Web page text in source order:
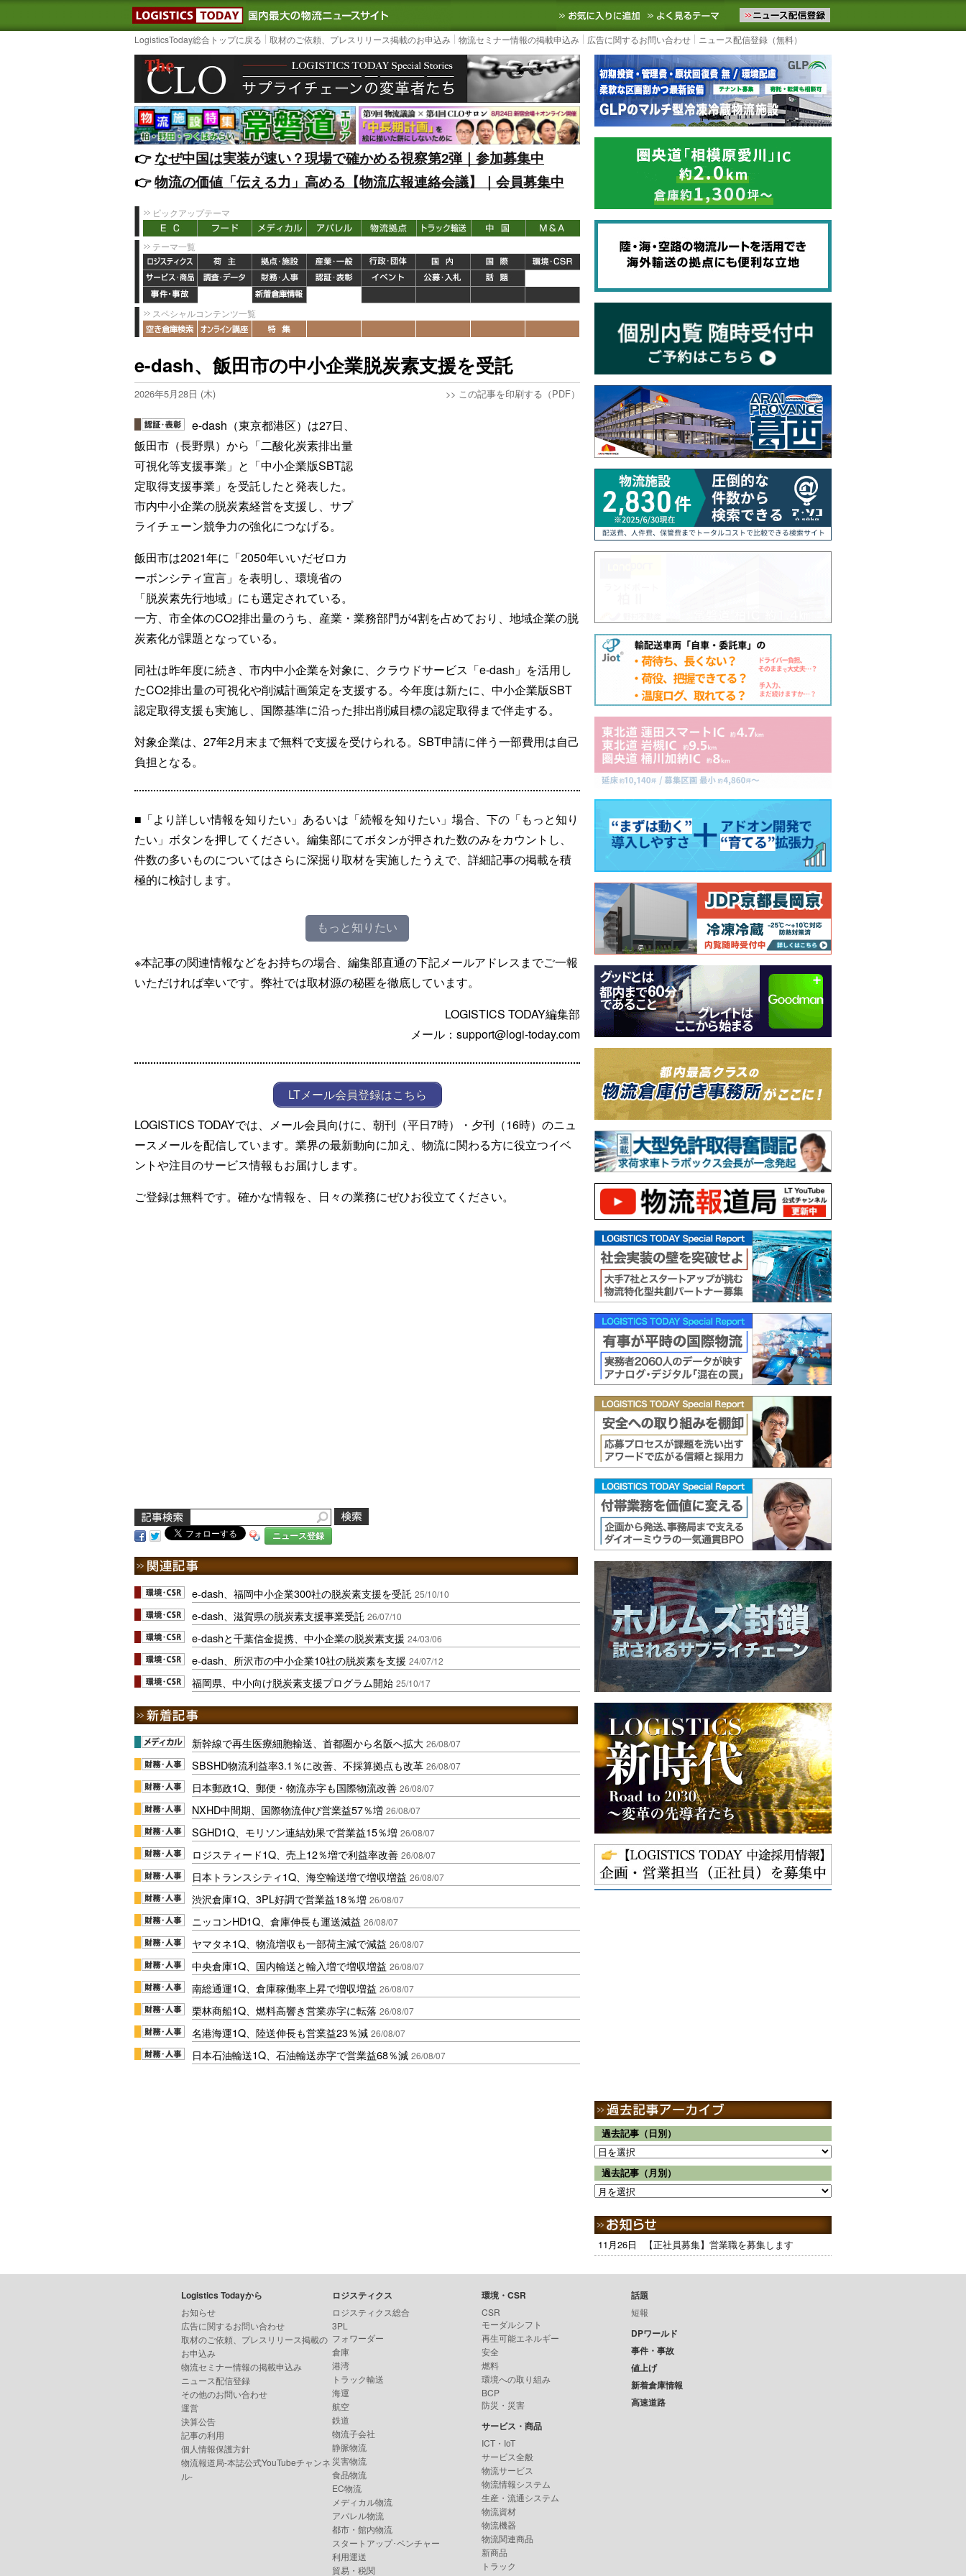
LOGISTICS TODAY｜国内最大の物流ニュースサイト3PL, SCMなど国内外の最新の物流ニュースをお届けします。物流ニュースメール配信を登録す
お気に入りに追加 よく見るテーマ
LogisticsToday総合トップに戻る 取材のご依頼、プレスリリース掲載のお申込み 物流セミナー情報の掲載申込み 広告に関するお問い合わせ ニュース配信登録（無料）
👉️なぜ中国は実装が速い？現場で確かめる視察第2弾｜参加募集中
👉️物流の価値「伝える力」高める【物流広報連絡会議】｜会員募集中
ピックアップテーマ
テーマ一覧
スペシャルコンテンツ一覧
e-dash、飯田市の中小企業脱炭素支援を受託
2026年5月28日 (木) >> この記事を印刷する（PDF）
e-dash（東京都港区）は27日、
飯田市（長野県）から「二酸化炭素排出量
可視化等支援事業」と「中小企業版SBT認
定取得支援事業」を受託したと発表した。
市内中小企業の脱炭素経営を支援し、サプ
ライチェーン競争力の強化につなげる。
飯田市は2021年に「2050年いいだゼロカ
ーボンシティ宣言」を表明し、環境省の
「脱炭素先行地域」にも選定されている。
一方、市全体のCO2排出量のうち、産業・業務部門が4割を占めており、地域企業の脱
炭素化が課題となっている。
同社は昨年度に続き、市内中小企業を対象に、クラウドサービス「e-dash」を活用し
たCO2排出量の可視化や削減計画策定を支援する。今年度は新たに、中小企業版SBT
認定取得支援も実施し、国際基準に沿った排出削減目標の認定取得まで伴走する。
対象企業は、27年2月末まで無料で支援を受けられる。SBT申請に伴う一部費用は自己
負担となる。
■「より詳しい情報を知りたい」あるいは「続報を知りたい」場合、下の「もっと知り
たい」ボタンを押してください。編集部にてボタンが押された数のみをカウントし、
件数の多いものについてはさらに深掘り取材を実施したうえで、詳細記事の掲載を積
極的に検討します。
もっと知りたい
※本記事の関連情報などをお持ちの場合、編集部直通の下記メールアドレスまでご一報
いただければ幸いです。弊社では取材源の秘匿を徹底しています。
LOGISTICS TODAY編集部
メール：support@logi-today.com
LTメール会員登録はこちら
LOGISTICS TODAYでは、メール会員向けに、朝刊（平日7時）・夕刊（16時）のニュ
ースメールを配信しています。業界の最新動向に加え、物流に関わる方に役立つイベ
ントや注目のサービス情報もお届けします。
ご登録は無料です。確かな情報を、日々の業務にぜひお役立てください。
ニュース登録
e-dash、福岡中小企業300社の脱炭素支援を受託 25/10/10
e-dash、滋賀県の脱炭素支援事業受託 26/07/10
e-dashと千葉信金提携、中小企業の脱炭素支援 24/03/06
e-dash、所沢市の中小企業10社の脱炭素を支援 24/07/12
福岡県、中小向け脱炭素支援プログラム開始 25/10/17
新幹線で再生医療細胞輸送、首都圏から名阪へ拡大 26/08/07
SBSHD物流利益率3.1％に改善、不採算拠点も改革 26/08/07
日本郵政1Q、郵便・物流赤字も国際物流改善 26/08/07
NXHD中間期、国際物流伸び営業益57％増 26/08/07
SGHD1Q、モリソン連結効果で営業益15％増 26/08/07
ロジスティード1Q、売上12％増で利益率改善 26/08/07
日本トランスシティ1Q、海空輸送増で増収増益 26/08/07
渋沢倉庫1Q、3PL好調で営業益18％増 26/08/07
ニッコンHD1Q、倉庫伸長も運送減益 26/08/07
ヤマタネ1Q、物流増収も一部荷主減で減益 26/08/07
中央倉庫1Q、国内輸送と輸入増で増収増益 26/08/07
南総通運1Q、倉庫稼働率上昇で増収増益 26/08/07
栗林商船1Q、燃料高響き営業赤字に転落 26/08/07
名港海運1Q、陸送伸長も営業益23％減 26/08/07
日本石油輸送1Q、石油輸送赤字で営業益68％減 26/08/07
過去記事（日別）
過去記事（月別）
11月26日 【正社員募集】営業職を募集します
Logistics Todayから
お知らせ
広告に関するお問い合わせ
取材のご依頼、プレスリリース掲載の
お申込み
物流セミナー情報の掲載申込み
ニュース配信登録
その他のお問い合わせ
運営
決算公告
記事の利用
個人情報保護方針
物流報道局-本誌公式YouTubeチャンネ
ル-
ロジスティクス
ロジスティクス総合
3PL
フォワーダー
倉庫
港湾
トラック輸送
海運
航空
鉄道
物流子会社
静脈物流
災害物流
食品物流
EC物流
メディカル物流
アパレル物流
都市・館内物流
スタートアップ･ベンチャー
利用運送
貿易・税関
環境・CSR
CSR
モーダルシフト
再生可能エネルギー
安全
燃料
環境への取り組み
BCP
防災・災害
サービス・商品
ICT・IoT
サービス全般
物流サービス
物流情報システム
生産・流通システム
物流資材
物流機器
物流関連商品
新商品
トラック
話題
短報
DPワールド
事件・事故
値上げ
新着倉庫情報
高速道路